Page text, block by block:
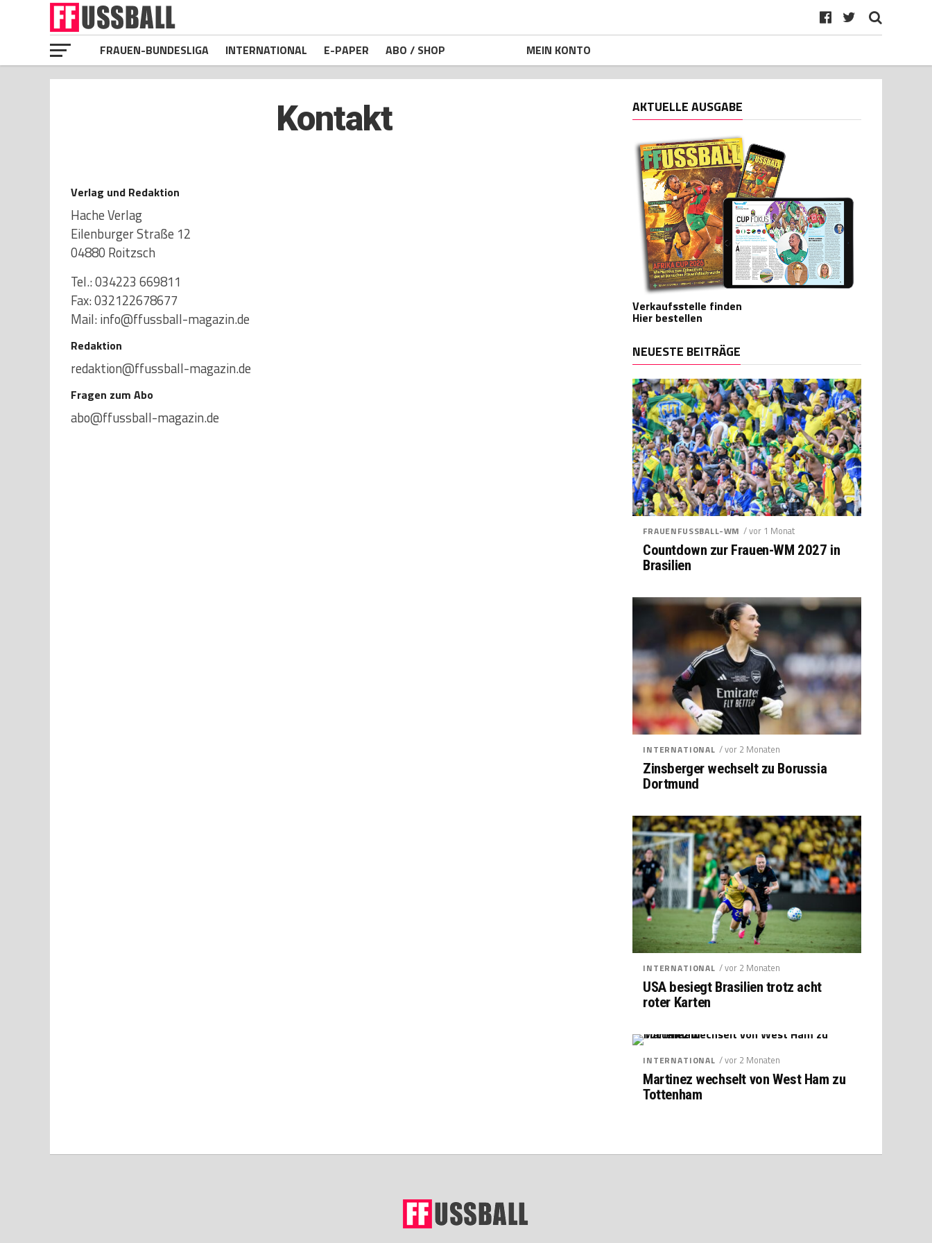
FRAUEN-BUNDESLIGA INTERNATIONAL E-PAPER ABO / SHOP MEIN KONTO
Kontakt
Verlag und Redaktion
Hache Verlag
Eilenburger Straße 12
04880 Roitzsch
Tel.: 034223 669811
Fax: 032122678677
Mail: info@ffussball-magazin.de
Redaktion
redaktion@ffussball-magazin.de
Fragen zum Abo
abo@ffussball-magazin.de
AKTUELLE AUSGABE
Verkaufsstelle finden
Hier bestellen
NEUESTE BEITRÄGE
FRAUENFUSSBALL-WM / vor 1 Monat
Countdown zur Frauen-WM 2027 in
Brasilien
INTERNATIONAL / vor 2 Monaten
Zinsberger wechselt zu Borussia
Dortmund
INTERNATIONAL / vor 2 Monaten
USA besiegt Brasilien trotz acht
roter Karten
INTERNATIONAL / vor 2 Monaten
Martinez wechselt von West Ham zu
Tottenham